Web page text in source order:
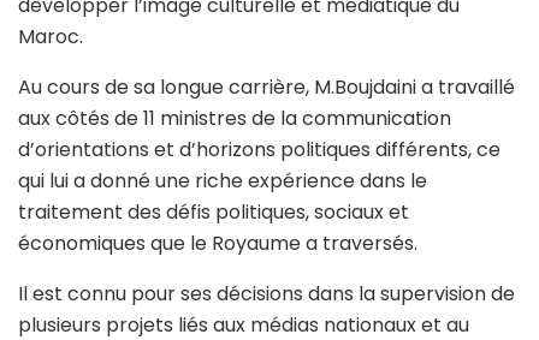
Maroc.
Au cours de sa longue carrière, M.Boujdaini a travaillé
aux côtés de 11 ministres de la communication
d’orientations et d’horizons politiques différents, ce
qui lui a donné une riche expérience dans le
traitement des défis politiques, sociaux et
économiques que le Royaume a traversés.
Il est connu pour ses décisions dans la supervision de
plusieurs projets liés aux médias nationaux et au